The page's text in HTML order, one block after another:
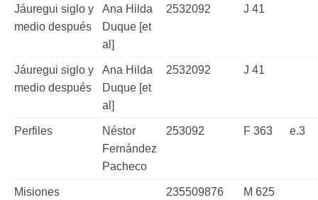
Jáuregui siglo y
medio después
Ana Hilda
Duque [et
al]
2532092 J 41
Jáuregui siglo y
medio después
Ana Hilda
Duque [et
al]
2532092 J 41
Perfiles
Néstor
Fernández
Pacheco
253092 F 363 e.3
Misiones
235509876 M 625